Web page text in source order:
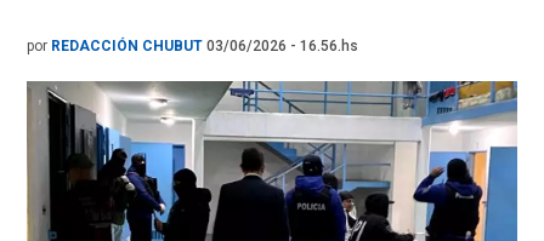
por REDACCIÓN CHUBUT 03/06/2026 - 16.56.hs